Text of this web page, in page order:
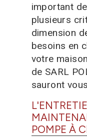
important
plusieurs
dimension
besoins en
votre
de SARL
sauront
POMPE À